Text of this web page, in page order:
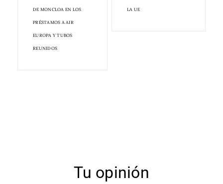
DE MONCLOA EN LOS
PRÉSTAMOS A AIR
EUROPA Y TUBOS
REUNIDOS
LA UE
Tu opinión